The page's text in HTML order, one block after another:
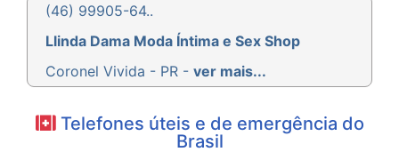
(46) 99905-64..
Llinda Dama Moda Íntima e Sex Shop
Coronel Vivida - PR - ver mais...
Telefones úteis e de emergência do
Brasil